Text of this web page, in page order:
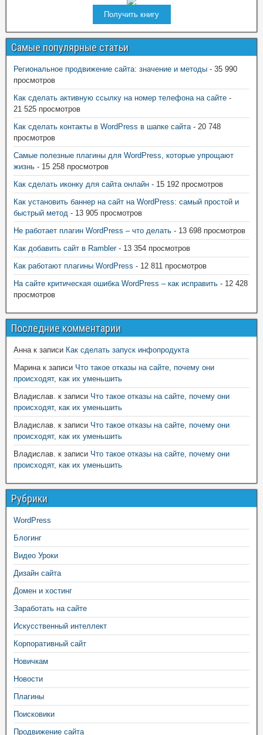
Получить книгу
Самые популярные статьи
Региональное продвижение сайта: значение и методы - 35 990
просмотров
Как сделать активную ссылку на номер телефона на сайте -
21 525 просмотров
Как сделать контакты в WordPress в шапке сайта- 20 748
просмотров
Самые полезные плагины для WordPress, которые упрощают
жизнь - 15 258 просмотров
Как сделать иконку для сайта онлайн - 15 192 просмотров
Как установить баннер на сайт на WordPress: самый простой и
быстрый метод - 13 905 просмотров
Не работает плагин WordPress – что делать - 13 698 просмотров
Как добавить сайт в Rambler- 13 354 просмотров
Как работают плагины WordPress - 12 811 просмотров
На сайте критическая ошибка WordPress – как исправить - 12 428
просмотров
Последние комментарии
Аннак записи Как сделать запуск инфопродукта
Маринак записи Что такое отказы на сайте, почему они
происходят, как их уменьшить
Владислав. к записи Что такое отказы на сайте, почему они
происходят, как их уменьшить
Владислав. к записи Что такое отказы на сайте, почему они
происходят, как их уменьшить
Владислав. к записи Что такое отказы на сайте, почему они
происходят, как их уменьшить
Рубрики
WordPress
Блогинг
Видео Уроки
Дизайн сайта
Домен и хостинг
Заработать на сайте
Искусственный интеллект
Корпоративный сайт
Новичкам
Новости
Плагины
Поисковики
Продвижение сайта